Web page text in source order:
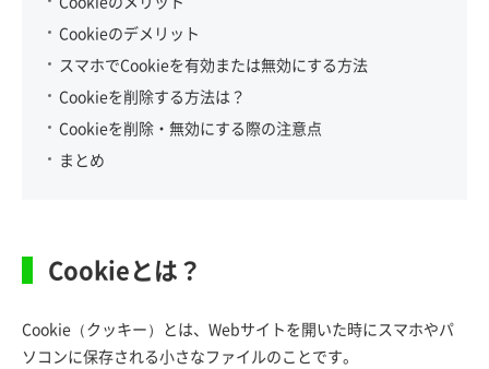
Cookieのデメリット
スマホでCookieを有効または無効にする方法
Cookieを削除する方法は？
Cookieを削除・無効にする際の注意点
まとめ
Cookieとは？
Cookie（クッキー）とは、Webサイトを開いた時にスマホやパ
ソコンに保存される小さなファイルのことです。